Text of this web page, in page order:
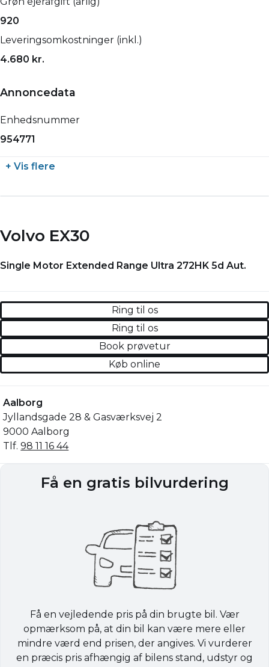
920
Leveringsomkostninger (inkl.)
4.680 kr.
Annoncedata
Enhedsnummer
954771
+ Vis flere
Volvo EX30
Single Motor Extended Range Ultra 272HK 5d Aut.
Ring til os
Ring til os
Book prøvetur
Køb online
Aalborg
Jyllandsgade 28 & Gasværksvej 2
9000 Aalborg
Tlf.98 11 16 44
Få en gratis bilvurdering
Få en vejledende pris på din brugte bil. Vær
opmærksom på, at din bil kan være mere eller
mindre værd end prisen, der angives. Vi vurderer
en præcis pris afhængig af bilens stand, udstyr og